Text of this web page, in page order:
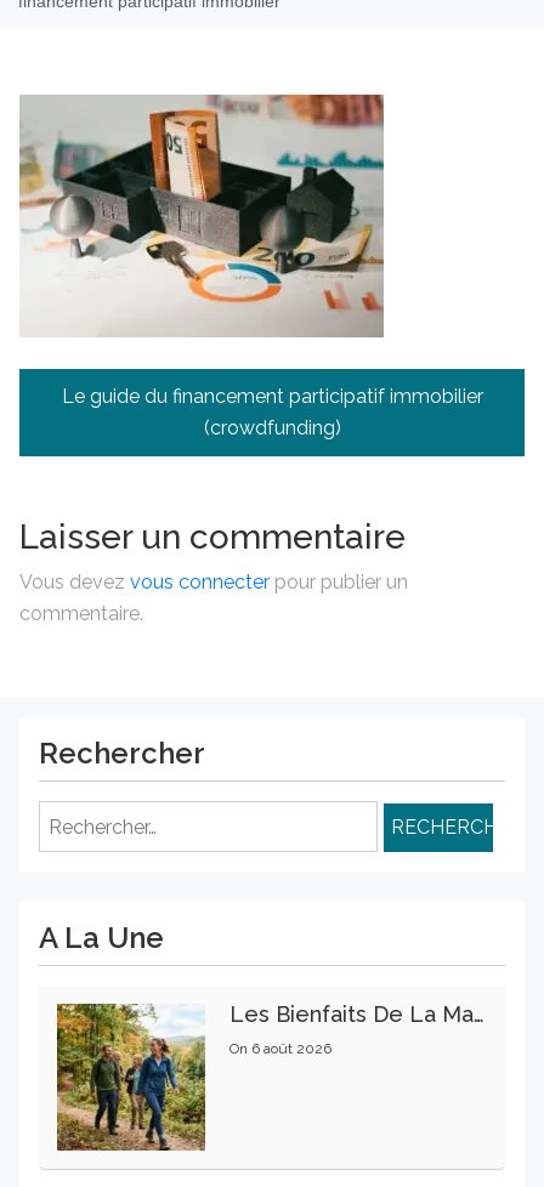
Navigation
l’article
Le guide du financement participatif immobilier
(crowdfunding)
Laisser un commentaire
Vous devez vous connecter pour publier un
commentaire.
Rechercher
Rechercher :
A La Une
Les Bienfaits De La Marche Sur La Santé Physique Et Mentale
On 6 août 2026